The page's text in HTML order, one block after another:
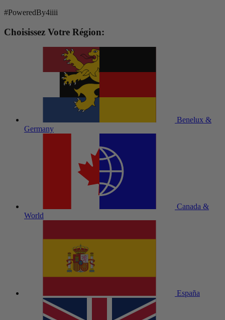
#PoweredBy4iiii
Choisissez Votre Région:
Benelux &
Germany
Canada &
World
España